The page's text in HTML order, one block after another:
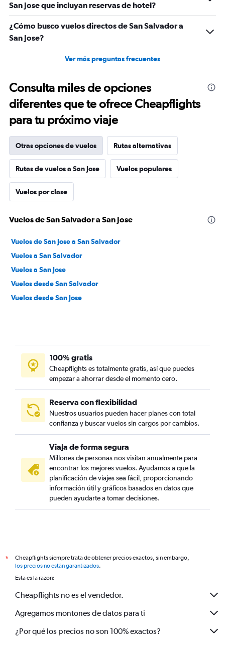
San Jose que incluyan reservas de hotel?
¿Cómo busco vuelos directos de San Salvador a
San Jose?
Ver más preguntas frecuentes
Consulta miles de opciones
diferentes que te ofrece Cheapflights
para tu próximo viaje
Otras opciones de vuelos Rutas alternativas
Rutas de vuelos a San Jose Vuelos populares
Vuelos por clase
Vuelos de San Salvador a San Jose
Vuelos de San Jose a San Salvador
Vuelos a San Salvador
Vuelos a San Jose
Vuelos desde San Salvador
Vuelos desde San Jose
100% gratis
Cheapflights es totalmente gratis, así que puedes
empezar a ahorrar desde el momento cero.
Reserva con flexibilidad
Nuestros usuarios pueden hacer planes con total
confianza y buscar vuelos sin cargos por cambios.
Viaja de forma segura
Millones de personas nos visitan anualmente para
encontrar los mejores vuelos. Ayudamos a que la
planificación de viajes sea fácil, proporcionando
información útil y gráficos basados en datos que
pueden ayudarte a tomar decisiones.
*
Cheapflights siempre trata de obtener precios exactos, sin embargo,
los precios no están garantizados.
Esta es la razón:
Cheapflights no es el vendedor.
Agregamos montones de datos para ti
¿Por qué los precios no son 100% exactos?